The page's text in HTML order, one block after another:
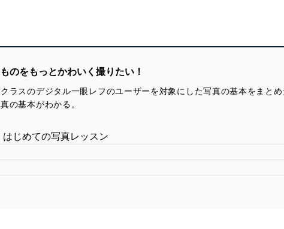
のをもっとかわいく撮りたい！
ラスのデジタル一眼レフのユーザーを対象にした写真の基本をまと
の基本がわかる。
はじめての写真レッスン